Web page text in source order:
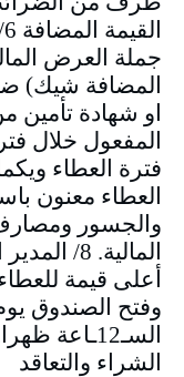
جملة العرض
المضافة شيك)
او شهادة
المفعول خلال
العطاء معنون
المالية.
السـ12ـاعة
الشراء والتعاقد